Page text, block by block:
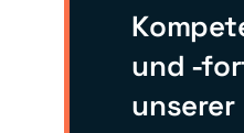
und -
unserer